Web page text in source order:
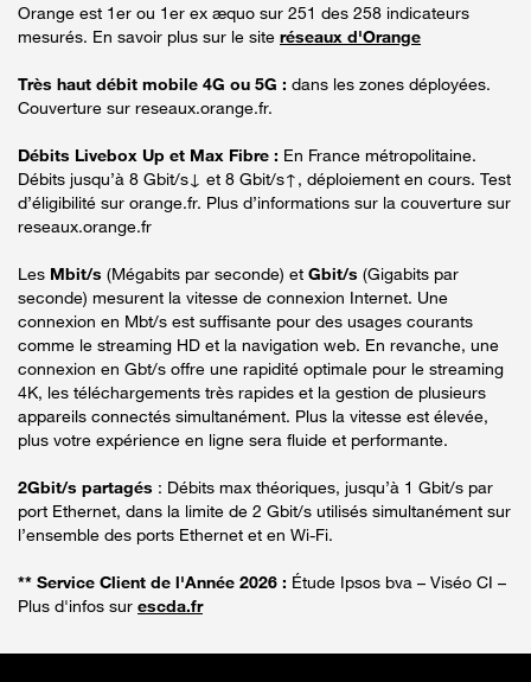
Orange est 1er ou 1er ex æquo sur 251 des 258 indicateurs
mesurés. En savoir plus sur le site réseaux d'Orange
Très haut débit mobile 4G ou 5G : dans les zones déployées.
Couverture sur reseaux.orange.fr.
Débits Livebox Up et Max Fibre : En France métropolitaine.
Débits jusqu’à 8 Gbit/s↓ et 8 Gbit/s↑, déploiement en cours. Test
d’éligibilité sur orange.fr. Plus d’informations sur la couverture sur
reseaux.orange.fr
Les Mbit/s (Mégabits par seconde) et Gbit/s (Gigabits par
seconde) mesurent la vitesse de connexion Internet. Une
connexion en Mbt/s est suffisante pour des usages courants
comme le streaming HD et la navigation web. En revanche, une
connexion en Gbt/s offre une rapidité optimale pour le streaming
4K, les téléchargements très rapides et la gestion de plusieurs
appareils connectés simultanément. Plus la vitesse est élevée,
plus votre expérience en ligne sera fluide et performante.
2Gbit/s partagés : Débits max théoriques, jusqu’à 1 Gbit/s par
port Ethernet, dans la limite de 2 Gbit/s utilisés simultanément sur
l’ensemble des ports Ethernet et en Wi-Fi.
** Service Client de l'Année 2026 : Étude Ipsos bva – Viséo CI –
Plus d'infos sur escda.fr